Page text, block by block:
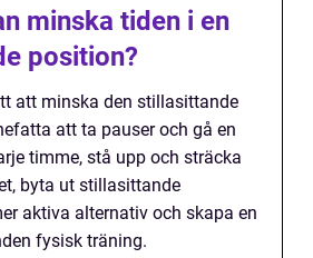
minska tiden i en
position?
att minska den stillasittande
att ta pauser och gå en
timme, stå upp och sträcka
byta ut stillasittande
aktiva alternativ och skapa en
fysisk träning.